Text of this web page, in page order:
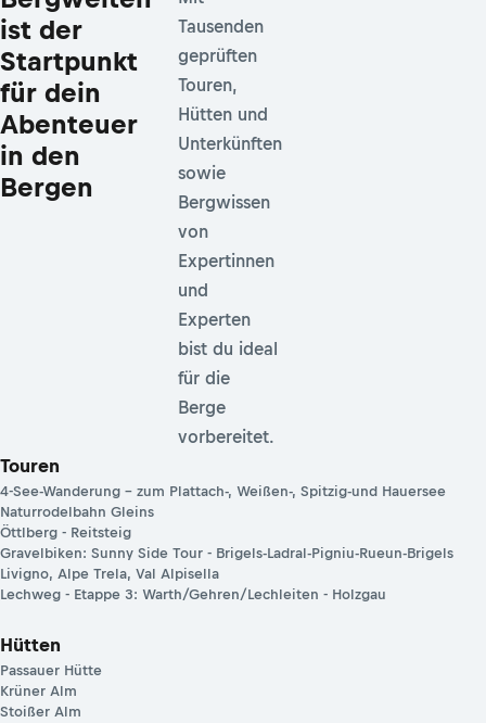
ist der
Startpunkt
für dein
Abenteuer
in den
Bergen
Tausenden
geprüften
Touren,
Hütten und
Unterkünften
sowie
Bergwissen
von
Expertinnen
und
Experten
bist du ideal
für die
Berge
vorbereitet.
Touren
4-See-Wanderung – zum Plattach-, Weißen-, Spitzig-und Hauersee
Naturrodelbahn Gleins
Öttlberg - Reitsteig
Gravelbiken: Sunny Side Tour - Brigels-Ladral-Pigniu-Rueun-Brigels
Livigno, Alpe Trela, Val Alpisella
Lechweg - Etappe 3: Warth/Gehren/Lechleiten - Holzgau
Hütten
Passauer Hütte
Krüner Alm
Stoißer Alm